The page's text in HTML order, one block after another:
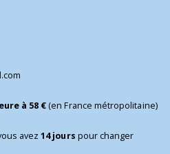
à 58 €(en France métropolitaine)
avez14 jours pour changer